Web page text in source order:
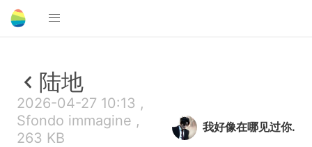
陆地
2026-04-27 10:13 ,
Sfondo immagine ,
263 KB
我好像在哪见过你.